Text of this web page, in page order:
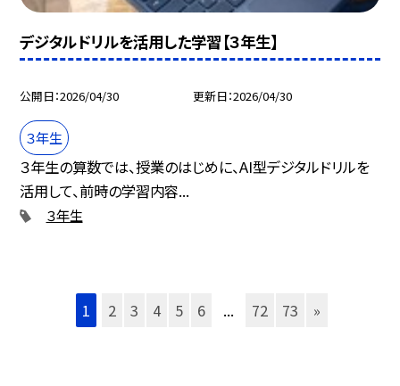
デジタルドリルを活用した学習【３年生】
公開日 2026/04/30 更新日 2026/04/30
３年生
３年生の算数では、授業のはじめに、AI型デジタルドリルを
活用して、前時の学習内容...
３年生
1 2 3 4 5 6 ... 72 73 »